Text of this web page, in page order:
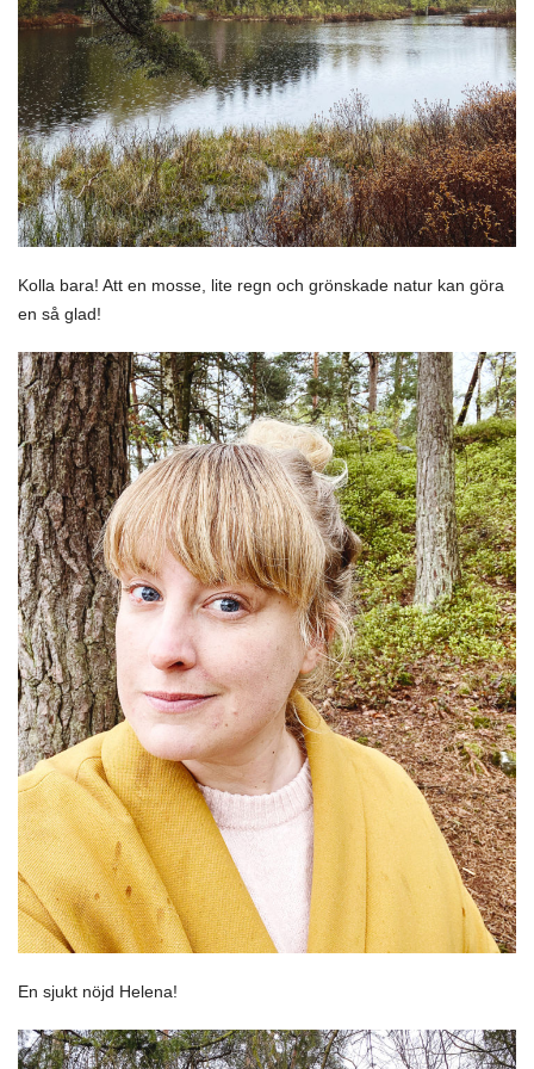
Kolla bara! Att en mosse, lite regn och grönskade natur kan göra
en så glad!
En sjukt nöjd Helena!